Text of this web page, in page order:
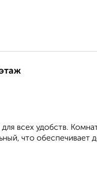
всех удобств.
что обеспечивает